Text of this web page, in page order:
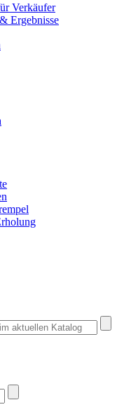
Verkäufer
Ergebnisse